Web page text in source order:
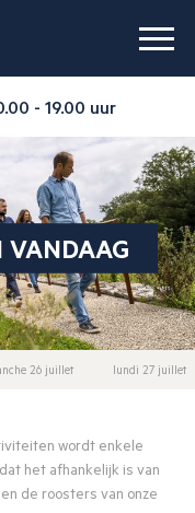
- 19.00 uur
26 juillet lundi 27 juillet
wordt enkele
het afhankelijk is van
de roosters van onze